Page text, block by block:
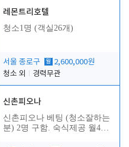
레몬트리호텔
청소1명 (객실26개)
서울 종로구 월 2,600,000원
청소 외
경력무관
신촌피오나
신촌피오나 베팅 (청소잘하는
분) 2명 구함. 숙식제공 월4회